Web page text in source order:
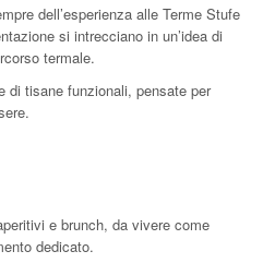
dell’esperienza alle Terme Stufe
si intrecciano in un’idea di
termale.
di tisane funzionali, pensate per
e brunch, da vivere come
dedicato.